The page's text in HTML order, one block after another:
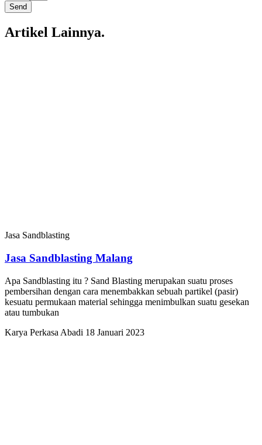
Send
Artikel Lainnya.
Jasa Sandblasting
Jasa Sandblasting Malang
Apa Sandblasting itu ? Sand Blasting merupakan suatu proses
pembersihan dengan cara menembakkan sebuah partikel (pasir)
kesuatu permukaan material sehingga menimbulkan suatu gesekan
atau tumbukan
Karya Perkasa Abadi 18 Januari 2023